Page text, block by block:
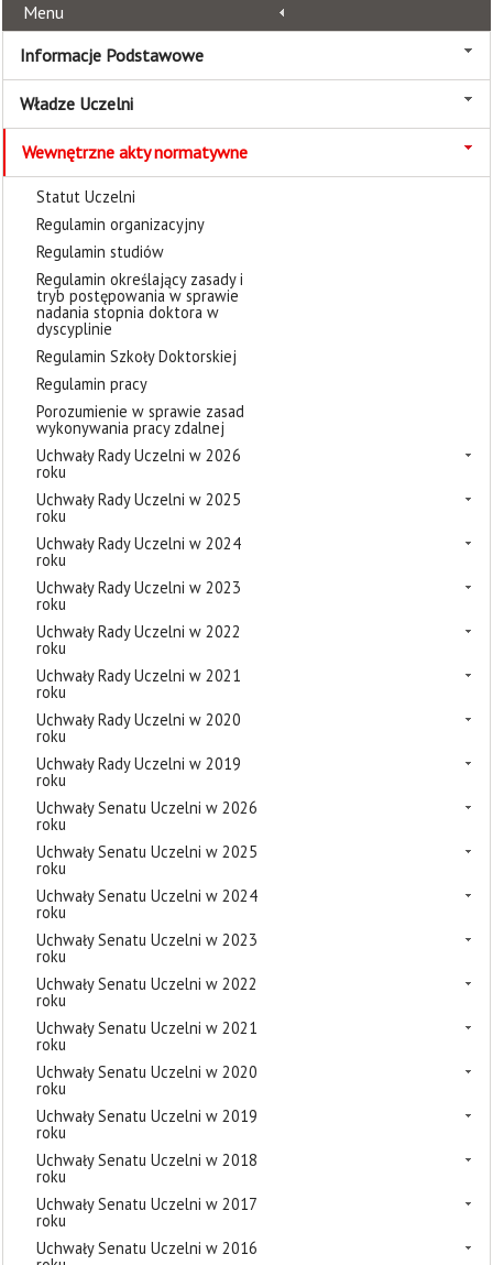
Menu
Informacje Podstawowe
Władze Uczelni
Wewnętrzne akty normatywne
Statut Uczelni
Regulamin organizacyjny
Regulamin studiów
Regulamin określający zasady i
tryb postępowania w sprawie
nadania stopnia doktora w
dyscyplinie
Regulamin Szkoły Doktorskiej
Regulamin pracy
Porozumienie w sprawie zasad
wykonywania pracy zdalnej
Uchwały Rady Uczelni w 2026
roku
Uchwały Rady Uczelni w 2025
roku
Uchwały Rady Uczelni w 2024
roku
Uchwały Rady Uczelni w 2023
roku
Uchwały Rady Uczelni w 2022
roku
Uchwały Rady Uczelni w 2021
roku
Uchwały Rady Uczelni w 2020
roku
Uchwały Rady Uczelni w 2019
roku
Uchwały Senatu Uczelni w 2026
roku
Uchwały Senatu Uczelni w 2025
roku
Uchwały Senatu Uczelni w 2024
roku
Uchwały Senatu Uczelni w 2023
roku
Uchwały Senatu Uczelni w 2022
roku
Uchwały Senatu Uczelni w 2021
roku
Uchwały Senatu Uczelni w 2020
roku
Uchwały Senatu Uczelni w 2019
roku
Uchwały Senatu Uczelni w 2018
roku
Uchwały Senatu Uczelni w 2017
roku
Uchwały Senatu Uczelni w 2016